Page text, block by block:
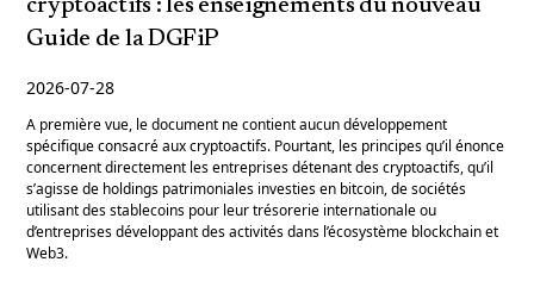
cryptoactifs : les enseignements du nouveau
Guide de la DGFiP
2026-07-28
A première vue, le document ne contient aucun développement
spécifique consacré aux cryptoactifs. Pourtant, les principes qu’il énonce
concernent directement les entreprises détenant des cryptoactifs, qu’il
s’agisse de holdings patrimoniales investies en bitcoin, de sociétés
utilisant des stablecoins pour leur trésorerie internationale ou
d’entreprises développant des activités dans l’écosystème blockchain et
Web3.